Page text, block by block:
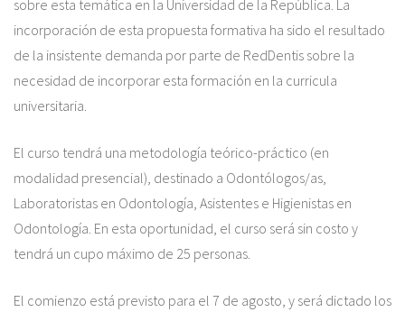
sobre esta temática en la Universidad de la República. La
incorporación de esta propuesta formativa ha sido el resultado
de la insistente demanda por parte de RedDentis sobre la
necesidad de incorporar esta formación en la curricula
universitaria.
El curso tendrá una metodología teórico-práctico (en
modalidad presencial), destinado a Odontólogos/as,
Laboratoristas en Odontología, Asistentes e Higienistas en
Odontología. En esta oportunidad, el curso será sin costo y
tendrá un cupo máximo de 25 personas.
El comienzo está previsto para el 7 de agosto, y será dictado los